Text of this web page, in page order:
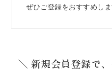
ぜひご登録をおすすめしま
＼ 新規会員登録で